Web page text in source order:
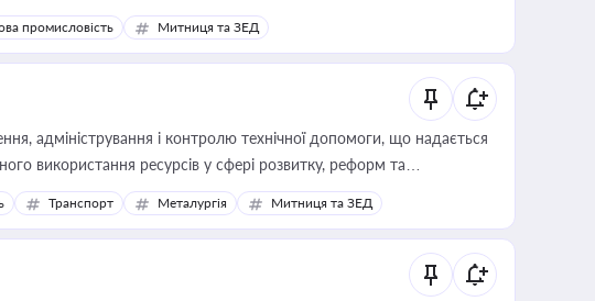
промисловість Митниця та ЗЕД
адміністрування і контролю технічної допомоги, що надається
використання ресурсів у сфері розвитку, реформ та
Транспорт Металургія Митниця та ЗЕД